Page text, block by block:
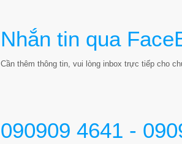
Nhắn tin qua
Cần thêm thông tin, vui lòng inbox trực tiếp cho
090909 4641 -